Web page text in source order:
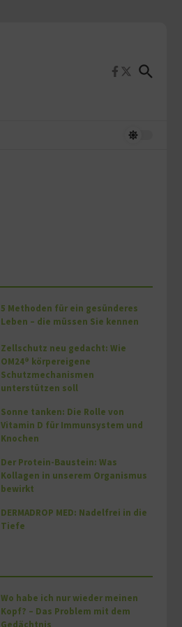
5 Methoden für ein gesünderes
Leben – die müssen Sie kennen
Zellschutz neu gedacht: Wie
OM24® körpereigene
Schutzmechanismen
unterstützen soll
Sonne tanken: Die Rolle von
Vitamin D für Immunsystem und
Knochen
Der Protein-Baustein: Was
Kollagen in unserem Organismus
bewirkt
DERMADROP MED: Nadelfrei in die
Tiefe
Wo habe ich nur wieder meinen
Kopf? – Das Problem mit dem
Gedächtnis